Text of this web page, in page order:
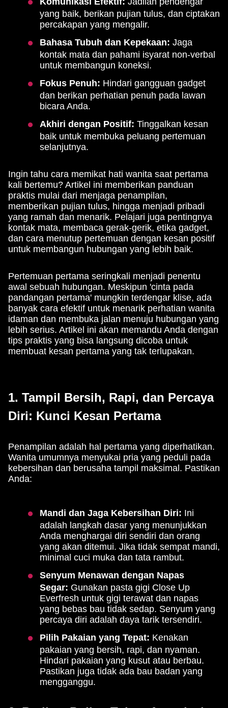
yang baik, berikan pujian tulus, dan ciptakan
percakapan yang mengalir.
Bahasa Tubuh dan Kepekaan: Jaga
kontak mata dan pahami isyarat non-verbal
untuk membangun koneksi.
Fokus Penuh: Hindari gangguan gadget
dan berikan perhatian penuh pada lawan
bicara Anda.
Akhiri dengan Positif: Tinggalkan kesan
baik untuk membuka peluang pertemuan
selanjutnya.
Ingin tahu cara memikat hati wanita saat pertama
kali bertemu? Artikel ini memberikan panduan
praktis mulai dari menjaga penampilan,
memberikan pujian tulus, hingga menjadi pribadi
yang ramah dan menarik. Pelajari juga pentingnya
kontak mata, membaca gerak-gerik, etika gadget,
dan cara menutup pertemuan dengan kesan positif
untuk membangun hubungan yang lebih baik.
Pertemuan pertama seringkali menjadi penentu
awal sebuah hubungan. Meskipun 'cinta pada
pandangan pertama' mungkin terdengar klise, ada
banyak cara efektif untuk menarik perhatian wanita
idaman dan membuka jalan menuju hubungan yang
lebih serius. Artikel ini akan memandu Anda dengan
tips praktis yang bisa langsung dicoba untuk
membuat kesan pertama yang tak terlupakan.
1. Tampil Bersih, Rapi, dan Percaya
Diri: Kunci Kesan Pertama
Penampilan adalah hal pertama yang diperhatikan.
Wanita umumnya menyukai pria yang peduli pada
kebersihan dan berusaha tampil maksimal. Pastikan
Anda:
Mandi dan Jaga Kebersihan Diri: Ini
adalah langkah dasar yang menunjukkan
Anda menghargai diri sendiri dan orang
yang akan ditemui. Jika tidak sempat mandi,
minimal cuci muka dan tata rambut.
Senyum Menawan dengan Napas
Segar: Gunakan pasta gigi Close Up
Everfresh untuk gigi terawat dan napas
yang bebas bau tidak sedap. Senyum yang
percaya diri adalah daya tarik tersendiri.
Pilih Pakaian yang Tepat: Kenakan
pakaian yang bersih, rapi, dan nyaman.
Hindari pakaian yang kusut atau berbau.
Pastikan juga tidak ada bau badan yang
mengganggu.